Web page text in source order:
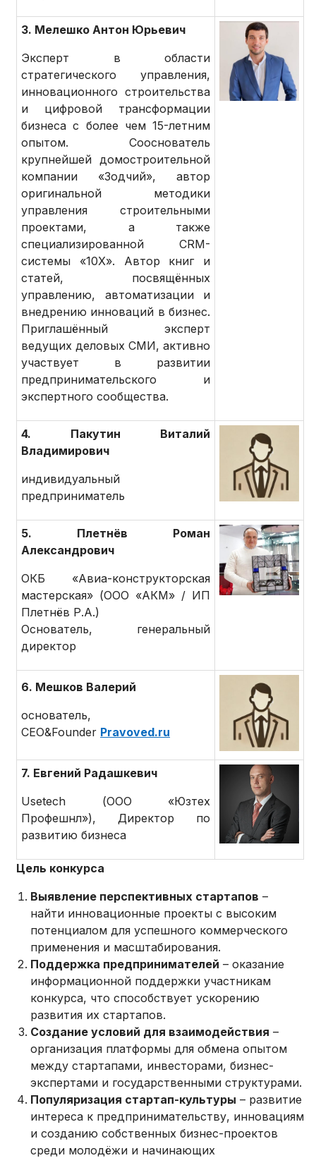
3. Мелешко Антон Юрьевич
Эксперт в области
стратегического управления,
инновационного строительства
и цифровой трансформации
бизнеса с более чем 15-летним
опытом. Сооснователь
крупнейшей домостроительной
компании «Зодчий», автор
оригинальной методики
управления строительными
проектами, а также
специализированной CRM-
системы «10Х». Автор книг и
статей, посвящённых
управлению, автоматизации и
внедрению инноваций в бизнес.
Приглашённый эксперт
ведущих деловых СМИ, активно
участвует в развитии
предпринимательского и
экспертного сообщества.
4. Пакутин Виталий
Владимирович
индивидуальный
предприниматель
5. Плетнёв Роман
Александрович
ОКБ «Авиа-конструкторская
мастерская» (ООО «АКМ» / ИП
Плетнёв Р.А.)
Основатель, генеральный
директор
6. Мешков Валерий
основатель,
CEO&Founder Pravoved.ru
7. Евгений Радашкевич
Usetech (ООО «Юзтех
Профешнл»), Директор по
развитию бизнеса
Цель конкурса
Выявление перспективных стартапов –
найти инновационные проекты с высоким
потенциалом для успешного коммерческого
применения и масштабирования.
Поддержка предпринимателей – оказание
информационной поддержки участникам
конкурса, что способствует ускорению
развития их стартапов.
Создание условий для взаимодействия –
организация платформы для обмена опытом
между стартапами, инвесторами, бизнес-
экспертами и государственными структурами.
Популяризация стартап-культуры – развитие
интереса к предпринимательству, инновациям
и созданию собственных бизнес-проектов
среди молодёжи и начинающих